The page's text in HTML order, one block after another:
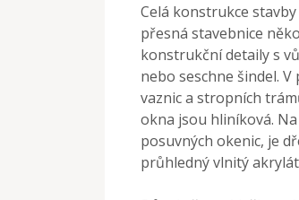
Celá konstrukce
přesná stavebnice
konstrukční detaily s
nebo seschne šindel.
vaznic a stropních
okna jsou hliníková.
posuvných okenic, je
průhledný vlnitý